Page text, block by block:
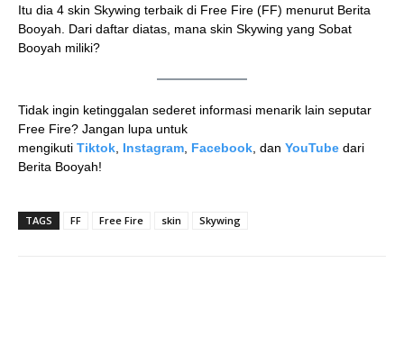
Itu dia 4 skin Skywing terbaik di Free Fire (FF) menurut Berita
Booyah. Dari daftar diatas, mana skin Skywing yang Sobat
Booyah miliki?
Tidak ingin ketinggalan sederet informasi menarik lain seputar
Free Fire? Jangan lupa untuk
mengikuti Tiktok, Instagram, Facebook, dan YouTube dari
Berita Booyah!
TAGS FF Free Fire skin Skywing